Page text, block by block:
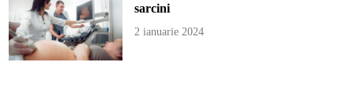
sarcini
2 ianuarie 2024